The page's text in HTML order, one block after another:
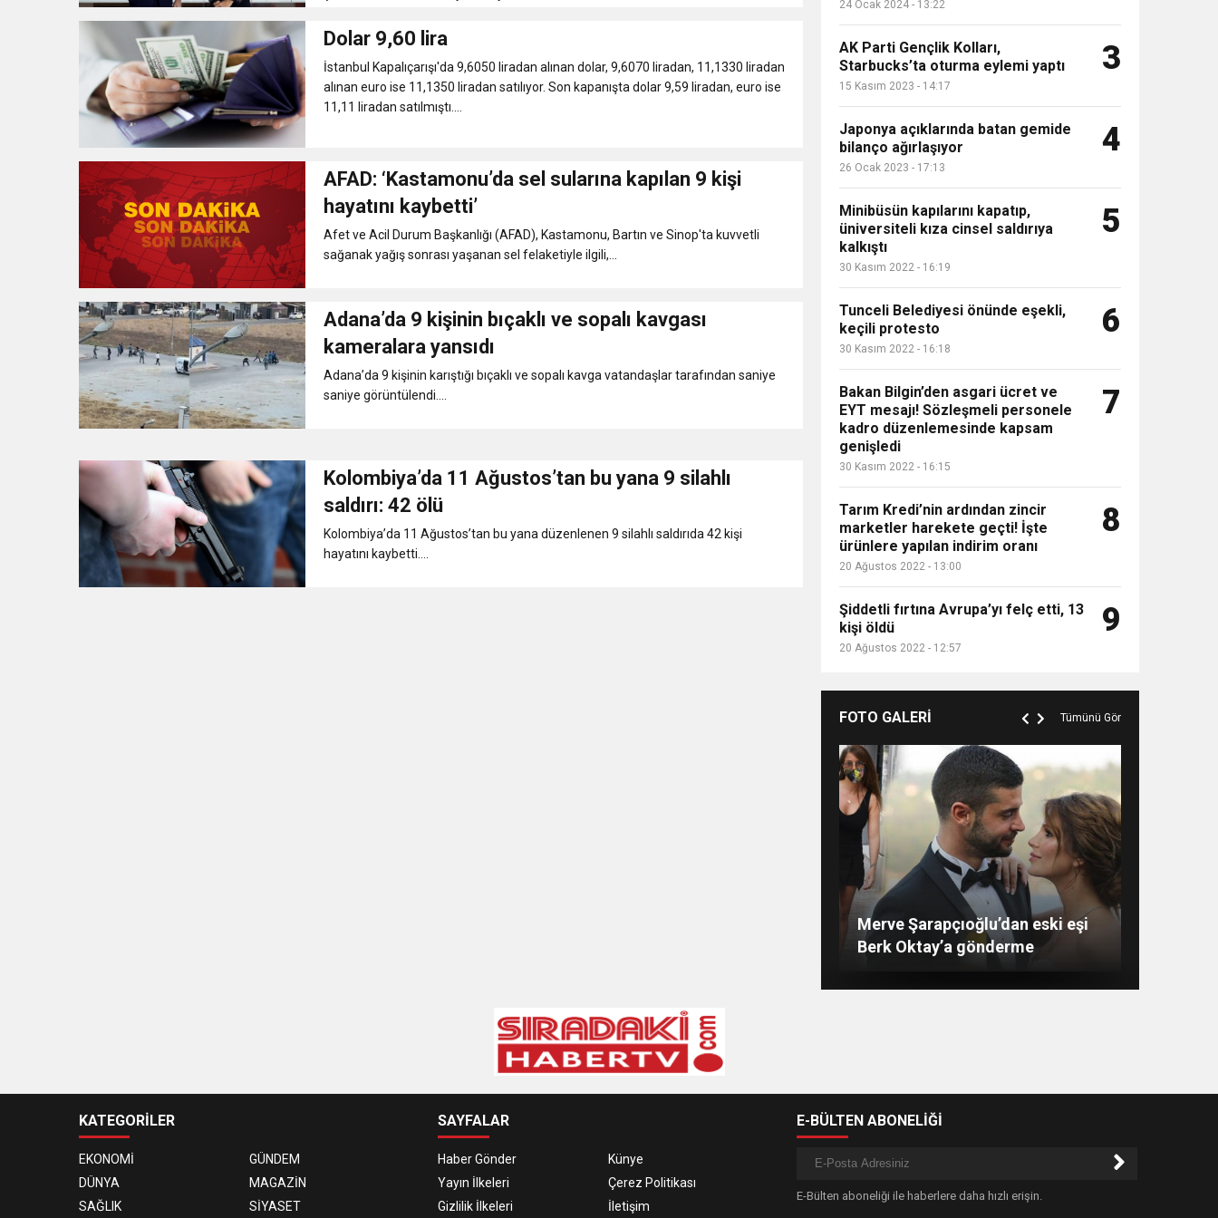
12:57 Şiddetli fırtına Avrupa’yı felç etti, 13 kişi öldü
12:54 Gaziantep’te zincirleme kaza! 16 kişi hayatını kaybetti
19:42 Instagram’da erkeklere tuzak!
Dolar 9,60 lira
İstanbul Kapalıçarışı'da 9,6050 liradan alınan dolar, 9,6070 liradan, 11,1330 liradan
alınan euro ise 11,1350 liradan satılıyor. Son kapanışta dolar 9,59 liradan, euro ise
11,11 liradan satılmıştı....
AFAD: ‘Kastamonu’da sel sularına kapılan 9 kişi
hayatını kaybetti’
Afet ve Acil Durum Başkanlığı (AFAD), Kastamonu, Bartın ve Sinop'ta kuvvetli
sağanak yağış sonrası yaşanan sel felaketiyle ilgili,...
Adana’da 9 kişinin bıçaklı ve sopalı kavgası
kameralara yansıdı
Adana’da 9 kişinin karıştığı bıçaklı ve sopalı kavga vatandaşlar tarafından saniye
saniye görüntülendi....
Kolombiya’da 11 Ağustos’tan bu yana 9 silahlı
saldırı: 42 ölü
Kolombiya’da 11 Ağustos’tan bu yana düzenlenen 9 silahlı saldırıda 42 kişi
hayatını kaybetti....
24 Ocak 2024 - 13:22
AK Parti Gençlik Kolları,
Starbucks’ta oturma eylemi yaptı
15 Kasım 2023 - 14:17
3
Japonya açıklarında batan gemide
bilanço ağırlaşıyor
26 Ocak 2023 - 17:13
4
Minibüsün kapılarını kapatıp,
üniversiteli kıza cinsel saldırıya
kalkıştı
30 Kasım 2022 - 16:19
5
Tunceli Belediyesi önünde eşekli,
keçili protesto
30 Kasım 2022 - 16:18
6
Bakan Bilgin’den asgari ücret ve
EYT mesajı! Sözleşmeli personele
kadro düzenlemesinde kapsam
genişledi
30 Kasım 2022 - 16:15
7
Tarım Kredi’nin ardından zincir
marketler harekete geçti! İşte
ürünlere yapılan indirim oranı
20 Ağustos 2022 - 13:00
8
Şiddetli fırtına Avrupa’yı felç etti, 13
kişi öldü
20 Ağustos 2022 - 12:57
9
FOTO GALERİ Tümünü Gör
Merve Şarapçıoğlu’dan eski eşi
Berk Oktay’a gönderme
Amber Heard: ‘Hoşça kal’ demek
çok zor
Survivor Aycan’dan tatil pozu:
Baktın olmuyor, bakmayacaksın!
Hong Kong’dan sonra şimdi de
ABD! Korkutan corona virüs
KATEGORİLER
EKONOMİ
GÜNDEM
DÜNYA
MAGAZİN
SAĞLIK
SİYASET
SAYFALAR
Haber Gönder
Künye
Yayın İlkeleri
Çerez Politikası
Gizlilik İlkeleri
İletişim
E-BÜLTEN ABONELİĞİ
E-Bülten aboneliği ile haberlere daha hızlı erişin.